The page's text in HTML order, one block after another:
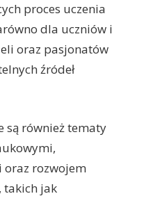
proces uczenia
dla uczniów i
oraz pasjonatów
źródeł
są również tematy
rozwojem
takich jak